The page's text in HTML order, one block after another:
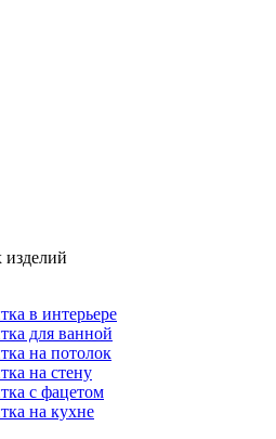
изделий
в интерьере
для ванной
на потолок
на стену
с фацетом
на кухне